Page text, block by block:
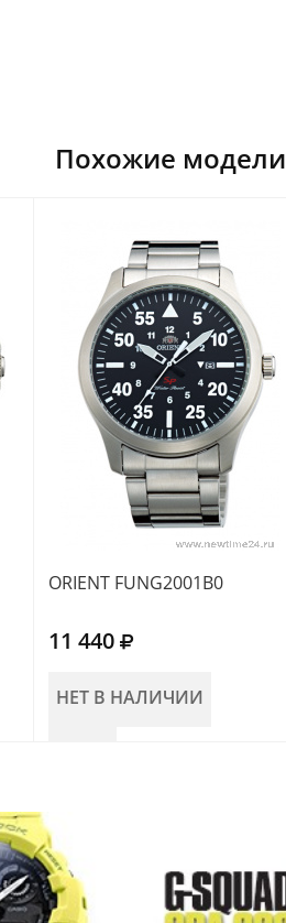
Похожие модели
ORIENT FUNG2001B0
11 440
НЕТ В НАЛИЧИИ